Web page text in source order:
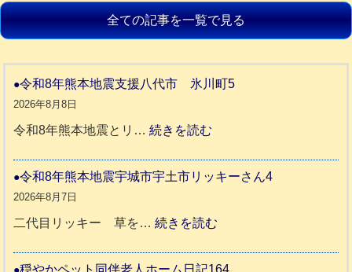
全ての記事を一覧で見る
令和8年熊本地震支援八代市 氷川町5
2026年8月8日
令和8年熊本地震とリ…続きを読む
和
年
本
令和8年熊本地震宇城市宇土市リッキーさん4
2026年8月7日
二代目リッキー 草を…続きを読む
和
穏やかペット同伴老人ホーム日記164